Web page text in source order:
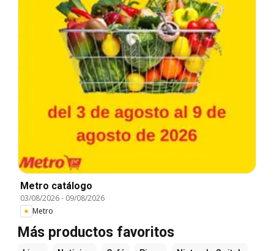
Metro catálogo
03/08/2026- 09/08/2026
Metro
Más productos favoritos